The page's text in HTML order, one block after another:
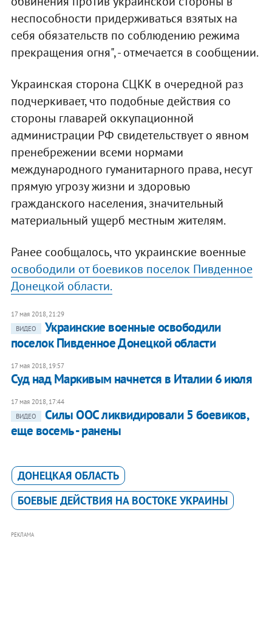
неспособности придерживаться взятых на
себя обязательств по соблюдению режима
прекращения огня", - отмечается в сообщении.
Украинская сторона СЦКК в очередной раз
подчеркивает, что подобные действия со
стороны главарей оккупационной
администрации РФ свидетельствует о явном
пренебрежении всеми нормами
международного гуманитарного права, несут
прямую угрозу жизни и здоровью
гражданского населения, значительный
материальный ущерб местным жителям.
Ранее сообщалось, что украинские военные
освободили от боевиков поселок Пивденное
Донецкой области.
17 мая 2018, 21:29
ВИДЕО
Украинские военные освободили
поселок Пивденное Донецкой области
17 мая 2018, 19:57
Суд над Маркивым начнется в Италии 6 июля
17 мая 2018, 17:44
ВИДЕО
Силы ООС ликвидировали 5 боевиков,
еще восемь - ранены
ДОНЕЦКАЯ ОБЛАСТЬ
БОЕВЫЕ ДЕЙСТВИЯ НА ВОСТОКЕ УКРАИНЫ
РЕКЛАМА